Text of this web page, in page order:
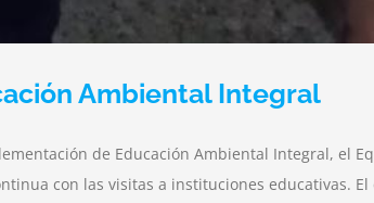
Ambiental Integral
de Educación Ambiental Integral, el
con las visitas a instituciones educativas.